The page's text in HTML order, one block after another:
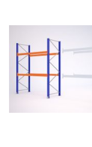
POROVNÁNÍ